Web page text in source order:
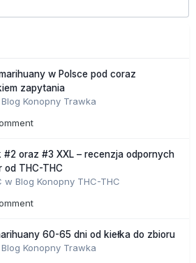
w Polsce pod coraz
zapytania
Blog Konopny Trawka
#2 oraz #3 XXL – recenzja odpornych
od THC-THC
w Blog Konopny THC-THC
60-65 dni od kiełka do zbioru
Blog Konopny Trawka